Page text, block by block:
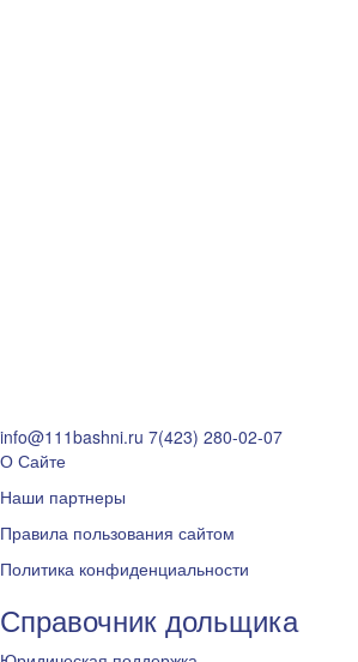
info@111bashni.ru 7(423) 280-02-07
О Сайте
Наши партнеры
Правила пользования сайтом
Политика конфиденциальности
Справочник дольщика